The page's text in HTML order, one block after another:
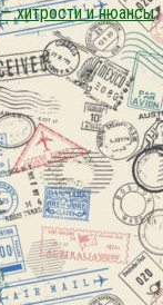
— хитрости и нюансы